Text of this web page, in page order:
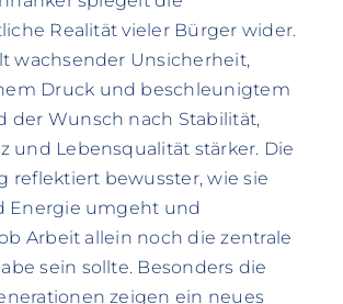
Realität vieler Bürger wider.
wachsender Unsicherheit,
Druck und beschleunigtem
der Wunsch nach Stabilität,
und Lebensqualität stärker. Die
reflektiert bewusster, wie sie
Energie umgeht und
Arbeit allein noch die zentrale
sein sollte. Besonders die
zeigen ein neues